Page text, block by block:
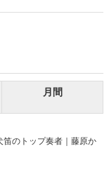
ている。その一例をご紹介
月間
笛のトップ奏者｜藤原か